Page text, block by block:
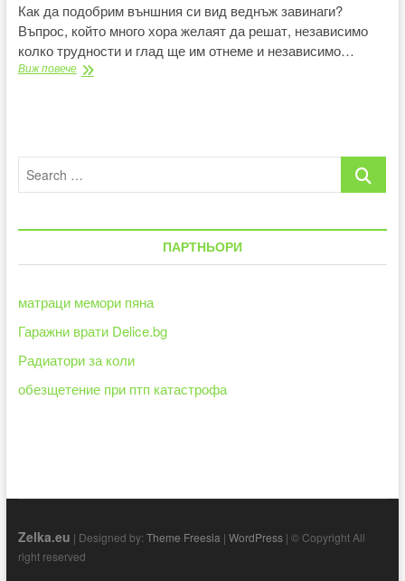
Как да подобрим външния си вид веднъж завинаги?
Въпрос, който много хора желаят да решат, независимо
колко трудности и глад ще им отнеме и независимо…
Виж повечеМетоди
без
Search
ПАРТНЬОРИ
матраци мемори пяна
Гаражни врати Delice.bg
Радиатори за коли
обезщетение при птп катастрофа
Zelka.eu | Designed by: Theme Freesia | WordPress| © Copyright All
right reserved